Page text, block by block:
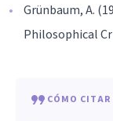
Grünbaum, A.
Philosophical
CÓMO